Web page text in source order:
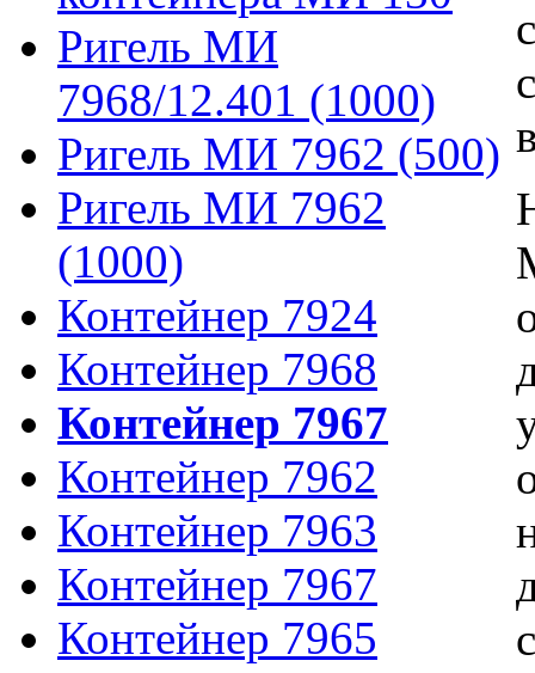
Ригель МИ
7968/12.401 (1000)
Ригель МИ 7962 (500)
Ригель МИ 7962
(1000)
Контейнер 7924
Контейнер 7968
Контейнер 7967
Контейнер 7962
Контейнер 7963
Контейнер 7967
Контейнер 7965